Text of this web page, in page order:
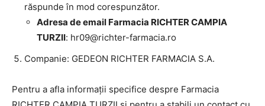
răspunde în mod corespunzător.
Adresa de email Farmacia RICHTER CAMPIA
TURZII: hr09@richter-farmacia.ro
Companie: GEDEON RICHTER FARMACIA S.A.
Pentru a afla informații specifice despre Farmacia